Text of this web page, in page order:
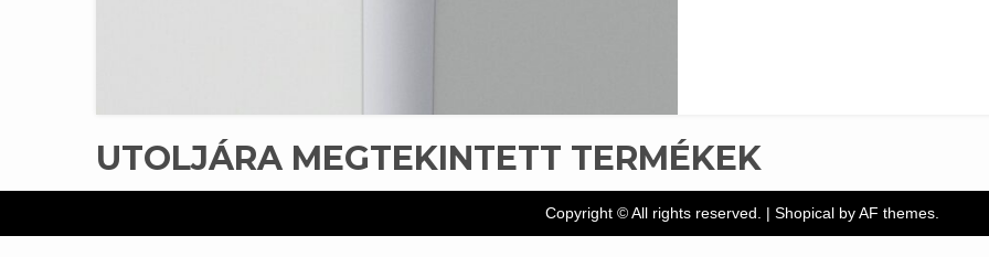
UTOLJÁRA MEGTEKINTETT TERMÉKEK
Copyright © All rights reserved. | Shopicalby AF themes.